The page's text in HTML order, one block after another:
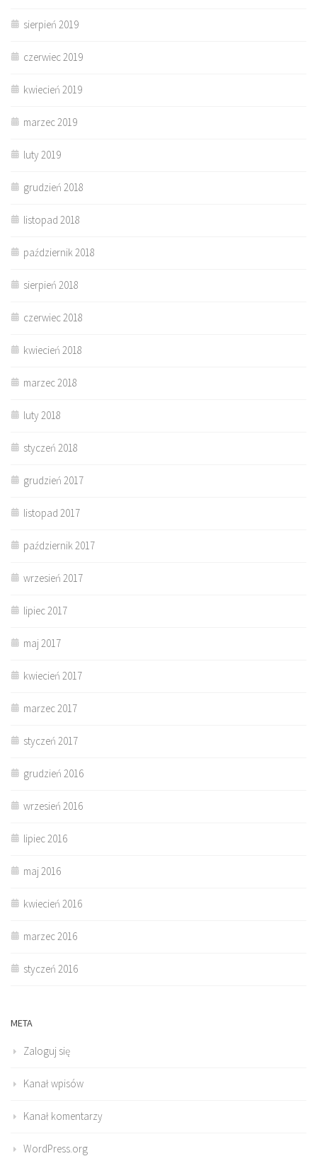
sierpień 2019
czerwiec 2019
kwiecień 2019
marzec 2019
luty 2019
grudzień 2018
listopad 2018
październik 2018
sierpień 2018
czerwiec 2018
kwiecień 2018
marzec 2018
luty 2018
styczeń 2018
grudzień 2017
listopad 2017
październik 2017
wrzesień 2017
lipiec 2017
maj 2017
kwiecień 2017
marzec 2017
styczeń 2017
grudzień 2016
wrzesień 2016
lipiec 2016
maj 2016
kwiecień 2016
marzec 2016
styczeń 2016
META
Zaloguj się
Kanał wpisów
Kanał komentarzy
WordPress.org